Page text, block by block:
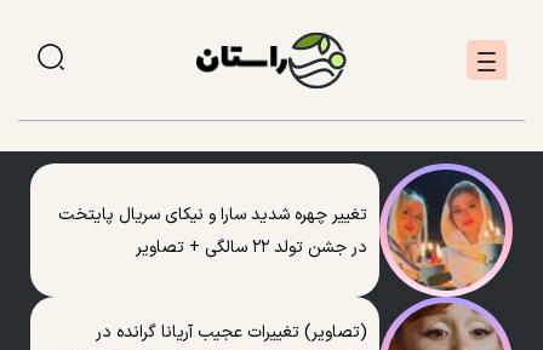
تغییر چهره شدید سارا و نیکای سریال پایتخت
در جشن تولد ۲۲ سالگی + تصاویر
(تصاویر) تغییرات عجیب آریانا گرانده در